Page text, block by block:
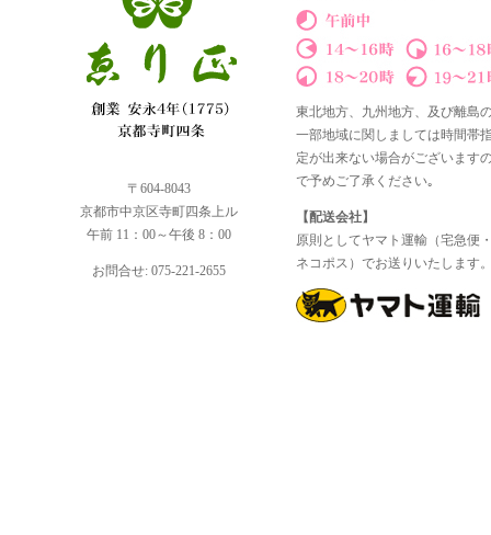
〒604-8043
京都市中京区寺町四条上ル
午前 11：00～午後 8：00
お問合せ: 075-221-2655
東北地方、九州地方、及び離島
一部地域に関しましては時間帯
定が出来ない場合がございます
で予めご了承ください｡
【配送会社】
原則としてヤマト運輸（宅急便
ネコポス）でお送りいたします